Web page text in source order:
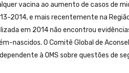
vacina ao aumento de casos de
2014, e mais recentemente na
em 2014 não encontrou
nascidos. O Comitê Global de
à OMS sobre questões de